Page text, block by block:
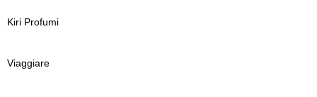
Kiri Profumi
Viaggiare